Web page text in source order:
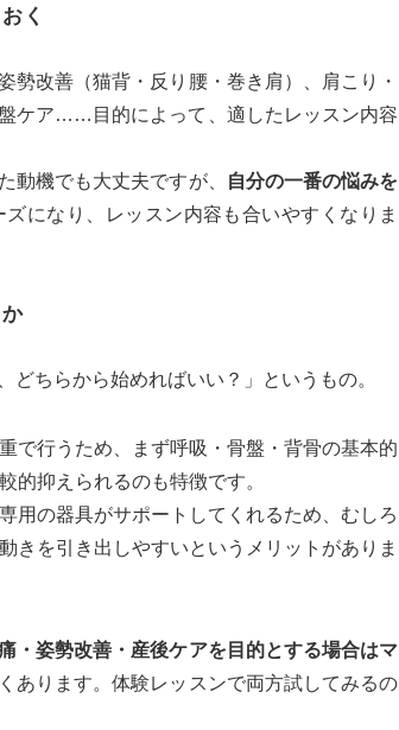
く
勢改善（猫背・反り腰・巻き肩）、肩こり・
ケア……目的によって、適したレッスン内容
動機でも大丈夫ですが、
自分の一番の悩みを
になり、レッスン内容も合いやすくなりま
ちらから始めればいい？」というもの。
で行うため、まず呼吸・骨盤・背骨の基本的
的抑えられるのも特徴です。
用の器具がサポートしてくれるため、むしろ
きを引き出しやすいというメリットがありま
・姿勢改善・産後ケアを目的とする場合はマ
あります。体験レッスンで両方試してみるの